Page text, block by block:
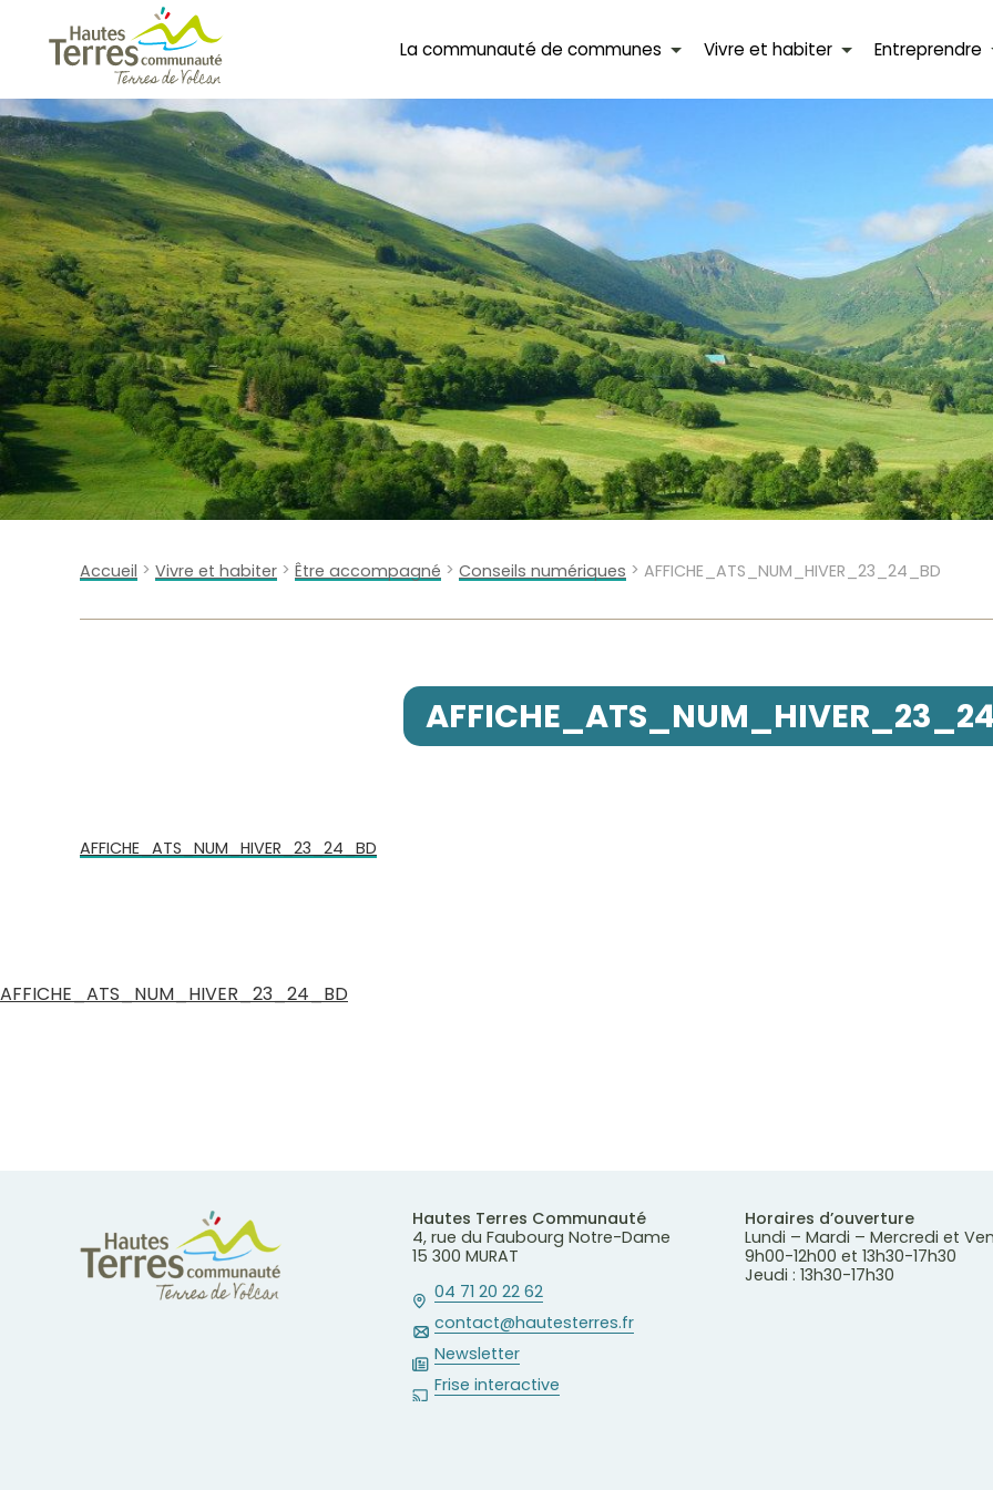
La communauté de communes Vivre et habiter Entreprendre
Accueil > Vivre et habiter > Être accompagné > Conseils numériques > AFFICHE_ATS_NUM_HIVER_23_24_BD
AFFICHE_ATS_NUM_HIVER_23_24_BD
AFFICHE_ATS_NUM_HIVER_23_24_BD
Hautes Terres Communauté
4, rue du Faubourg Notre-Dame
15 300 MURAT
04 71 20 22 62
contact@hautesterres.fr
Newsletter
Frise interactive
Horaires d’ouverture
Lundi – Mardi – Mercredi et
9h00-12h00 et 13h30-17h30
Jeudi : 13h30-17h30